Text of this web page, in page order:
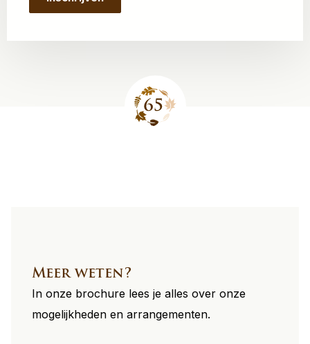
Meer weten?
In onze brochure lees je alles over onze
mogelijkheden en arrangementen.